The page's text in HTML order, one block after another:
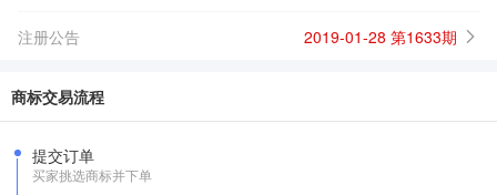
注册公告 2019-01-28 第1633期
商标交易流程
提交订单
买家挑选商标并下单